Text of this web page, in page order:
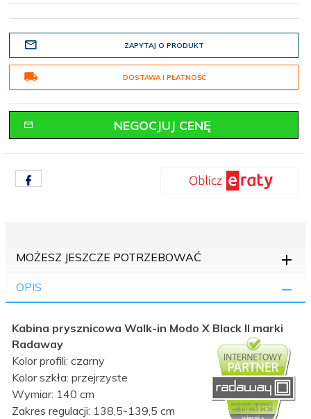
ZAPYTAJ O PRODUKT
DOSTAWA I PŁATNOŚĆ
NEGOCJUJ CENĘ
MOŻESZ JESZCZE POTRZEBOWAĆ
OPIS
Kabina prysznicowa Walk-in Modo X Black II marki
Radaway
Kolor profili: czarny
Kolor szkła: przejrzyste
Wymiar: 140 cm
Zakres regulacji: 138,5-139,5 cm